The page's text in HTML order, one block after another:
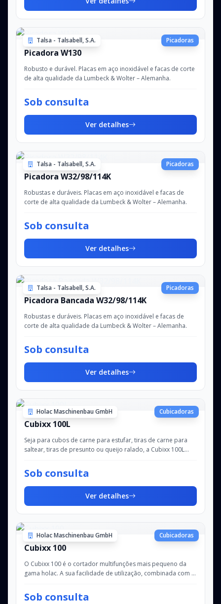
Talsa - Talsabell, S.A. Picadoras
Picadora W130
Robusto e durável. Placas em aço inoxidável e facas de corte
de alta qualidade da Lumbeck & Wolter – Alemanha.
Sob consulta
Ver detalhes
Talsa - Talsabell, S.A. Picadoras
Picadora W32/98/114K
Robustas e duráveis. Placas em aço inoxidável e facas de
corte de alta qualidade da Lumbeck & Wolter – Alemanha.
Sob consulta
Ver detalhes
Talsa - Talsabell, S.A. Picadoras
Picadora Bancada W32/98/114K
Robustas e duráveis. Placas em aço inoxidável e facas de
corte de alta qualidade da Lumbeck & Wolter – Alemanha.
Sob consulta
Ver detalhes
Holac Maschinenbau GmbH Cubicadoras
Cubixx 100L
Seja para cubos de carne para estufar, tiras de carne para
saltear, tiras de presunto ou queijo ralado, a Cubixx 100L
Sob consulta
Ver detalhes
Holac Maschinenbau GmbH Cubicadoras
Cubixx 100
O Cubixx 100 é o cortador multifunções mais pequeno da
gama holac. A sua facilidade de utilização, combinada com a
Sob consulta